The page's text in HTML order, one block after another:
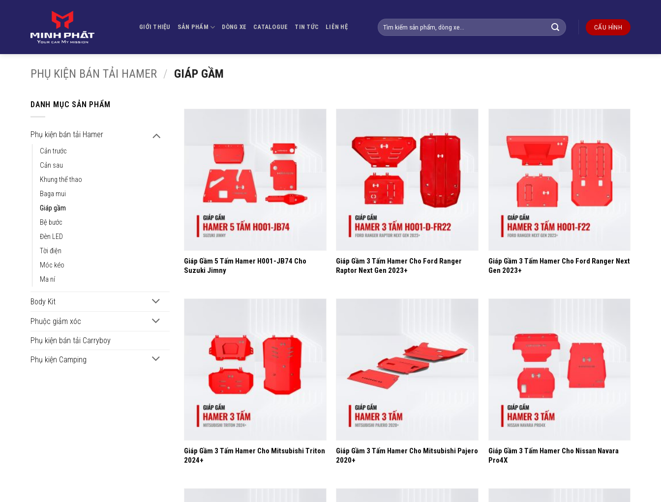
GIỚI THIỆU SẢN PHẨM DÒNG XE CATALOGUE TIN TỨC LIÊN HỆ
Tìm
kiếm:
CẤU HÌNH
PHỤ KIỆN BÁN TẢI HAMER / GIÁP GẦM
DANH MỤC SẢN PHẨM
Phụ kiện bán tải Hamer
Cản trước
Cản sau
Khung thể thao
Baga mui
Giáp gầm
Bệ bước
Đèn LED
Tời điện
Móc kéo
Ma ní
Body Kit
Phuộc giảm xóc
Phụ kiện bán tải Carryboy
Phụ kiện Camping
Giáp Gầm 5 Tấm Hamer H001-JB74 Cho
Suzuki Jimny
thích
Giáp Gầm 3 Tấm Hamer Cho Ford Ranger
Raptor Next Gen 2023+
thích
Giáp Gầm 3 Tấm Hamer Cho Ford Ranger Next
Gen 2023+
Giáp Gầm 3 Tấm Hamer Cho Mitsubishi Triton
2024+
Giáp Gầm 3 Tấm Hamer Cho Mitsubishi Pajero
2020+
Giáp Gầm 3 Tấm Hamer Cho Nissan Navara
Pro4X